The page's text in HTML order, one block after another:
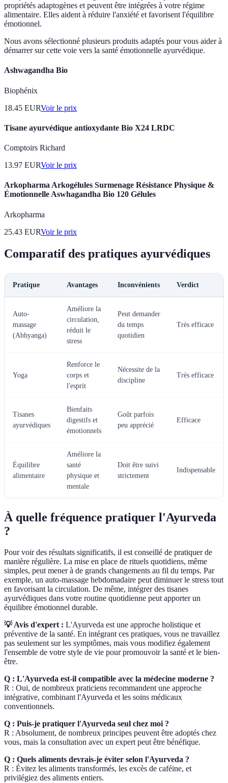
propriétés adaptogènes et peuvent être intégrées à votre régime
alimentaire. Elles aident à réduire l'anxiété et favorisent l'équilibre
émotionnel.
Nous avons sélectionné plusieurs produits adaptés pour vous aider à
démarrer sur cette voie vers la santé émotionnelle ayurvédique.
Ashwagandha Bio
Biophénix
18.45 EURVoir le prix
Tisane ayurvédique antioxydante Bio X24 LRDC
Comptoirs Richard
13.97 EURVoir le prix
Arkopharma Arkogélules Surmenage Résistance Physique &
Émotionnelle Aswhagandha Bio 120 Gélules
Arkopharma
25.43 EURVoir le prix
Comparatif des pratiques ayurvédiques
Pratique Avantages Inconvénients Verdict
Auto-
massage
(Abhyanga)
Améliore la
circulation,
réduit le
stress
Peut demander
du temps
quotidien
Très efficace
Yoga
Renforce le
corps et
l'esprit
Nécessite de la
discipline
Très efficace
Tisanes
ayurvédiques
Bienfaits
digestifs et
émotionnels
Goût parfois
peu apprécié
Efficace
Équilibre
alimentaire
Améliore la
santé
physique et
mentale
Doit être suivi
strictement
Indispensable
À quelle fréquence pratiquer l'Ayurveda
?
Pour voir des résultats significatifs, il est conseillé de pratiquer de
manière régulière. La mise en place de rituels quotidiens, même
simples, peut mener à de grands changements au fil du temps. Par
exemple, un auto-massage hebdomadaire peut diminuer le stress tout
en favorisant la circulation. De même, intégrer des tisanes
ayurvédiques dans votre routine quotidienne peut apporter un
équilibre émotionnel durable.
💡 Avis d'expert : L'Ayurveda est une approche holistique et
préventive de la santé. En intégrant ces pratiques, vous ne travaillez
pas seulement sur les symptômes, mais vous modifiez également
l'ensemble de votre style de vie pour promouvoir la santé et le bien-
être.
Q : L'Ayurveda est-il compatible avec la médecine moderne ?
R : Oui, de nombreux praticiens recommandent une approche
intégrative, combinant l'Ayurveda et les soins médicaux
conventionnels.
Q : Puis-je pratiquer l'Ayurveda seul chez moi ?
R : Absolument, de nombreux principes peuvent être adoptés chez
vous, mais la consultation avec un expert peut être bénéfique.
Q : Quels aliments devrais-je éviter selon l'Ayurveda ?
R : Évitez les aliments transformés, les excès de caféine, et
privilégiez des aliments entiers.